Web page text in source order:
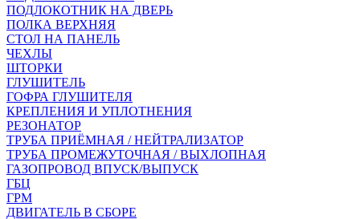
ПОДЛОКОТНИК НА ДВЕРЬ
ПОЛКА ВЕРХНЯЯ
СТОЛ НА ПАНЕЛЬ
ЧЕХЛЫ
ШТОРКИ
ГЛУШИТЕЛЬ
ГОФРА ГЛУШИТЕЛЯ
КРЕПЛЕНИЯ И УПЛОТНЕНИЯ
РЕЗОНАТОР
ТРУБА ПРИЁМНАЯ / НЕЙТРАЛИЗАТОР
ТРУБА ПРОМЕЖУТОЧНАЯ / ВЫХЛОПНАЯ
ГАЗОПРОВОД ВПУСК/ВЫПУСК
ГБЦ
ГРМ
ДВИГАТЕЛЬ В СБОРЕ